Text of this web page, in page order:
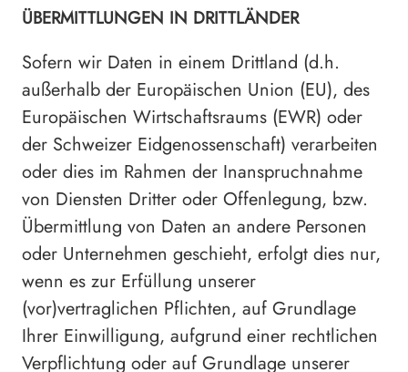
ÜBERMITTLUNGEN IN DRITTLÄNDER
Sofern wir Daten in einem Drittland (d.h.
außerhalb der Europäischen Union (EU), des
Europäischen Wirtschaftsraums (EWR) oder
der Schweizer Eidgenossenschaft) verarbeiten
oder dies im Rahmen der Inanspruchnahme
von Diensten Dritter oder Offenlegung, bzw.
Übermittlung von Daten an andere Personen
oder Unternehmen geschieht, erfolgt dies nur,
wenn es zur Erfüllung unserer
(vor)vertraglichen Pflichten, auf Grundlage
Ihrer Einwilligung, aufgrund einer rechtlichen
Verpflichtung oder auf Grundlage unserer